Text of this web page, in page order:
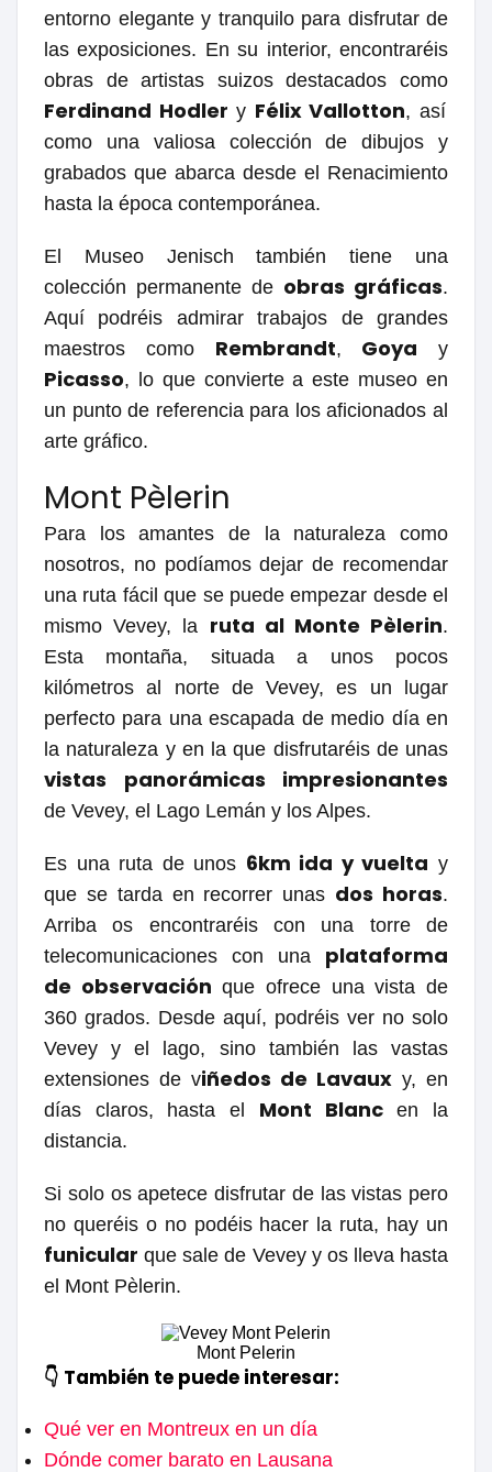
entorno elegante y tranquilo para disfrutar de
las exposiciones. En su interior, encontraréis
obras de artistas suizos destacados como
Ferdinand Hodler y Félix Vallotton, así
como una valiosa colección de dibujos y
grabados que abarca desde el Renacimiento
hasta la época contemporánea.
El Museo Jenisch también tiene una
colección permanente de obras gráficas.
Aquí podréis admirar trabajos de grandes
maestros como Rembrandt, Goya y
Picasso, lo que convierte a este museo en
un punto de referencia para los aficionados al
arte gráfico.
Mont Pèlerin
Para los amantes de la naturaleza como
nosotros, no podíamos dejar de recomendar
una ruta fácil que se puede empezar desde el
mismo Vevey, la ruta al Monte Pèlerin.
Esta montaña, situada a unos pocos
kilómetros al norte de Vevey, es un lugar
perfecto para una escapada de medio día en
la naturaleza y en la que disfrutaréis de unas
vistas panorámicas impresionantes
de Vevey, el Lago Lemán y los Alpes.
Es una ruta de unos 6km ida y vuelta y
que se tarda en recorrer unas dos horas.
Arriba os encontraréis con una torre de
telecomunicaciones con una plataforma
de observación que ofrece una vista de
360 grados. Desde aquí, podréis ver no solo
Vevey y el lago, sino también las vastas
extensiones de viñedos de Lavaux y, en
días claros, hasta el Mont Blancen la
distancia.
Si solo os apetece disfrutar de las vistas pero
no queréis o no podéis hacer la ruta, hay un
funicular que sale de Vevey y os lleva hasta
el Mont Pèlerin.
Mont Pelerin
👇 También te puede interesar:
Qué ver en Montreux en un día
Dónde comer barato en Lausana